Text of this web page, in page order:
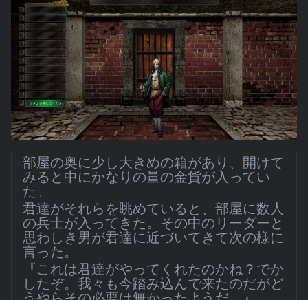
部屋の奥に少し大きめの箱があり、開けて
みると中にかなりの量の金貨が入ってい
た。
君達がそれらを眺めていると、部屋に数人
の兵士が入ってきた。その中のリーダーと
思わしき男が君達に近づいてきて次の様に
言った。
『これは君達がやってくれたのかね？でか
したぞ。我々も今踏み込んで来たのだがど